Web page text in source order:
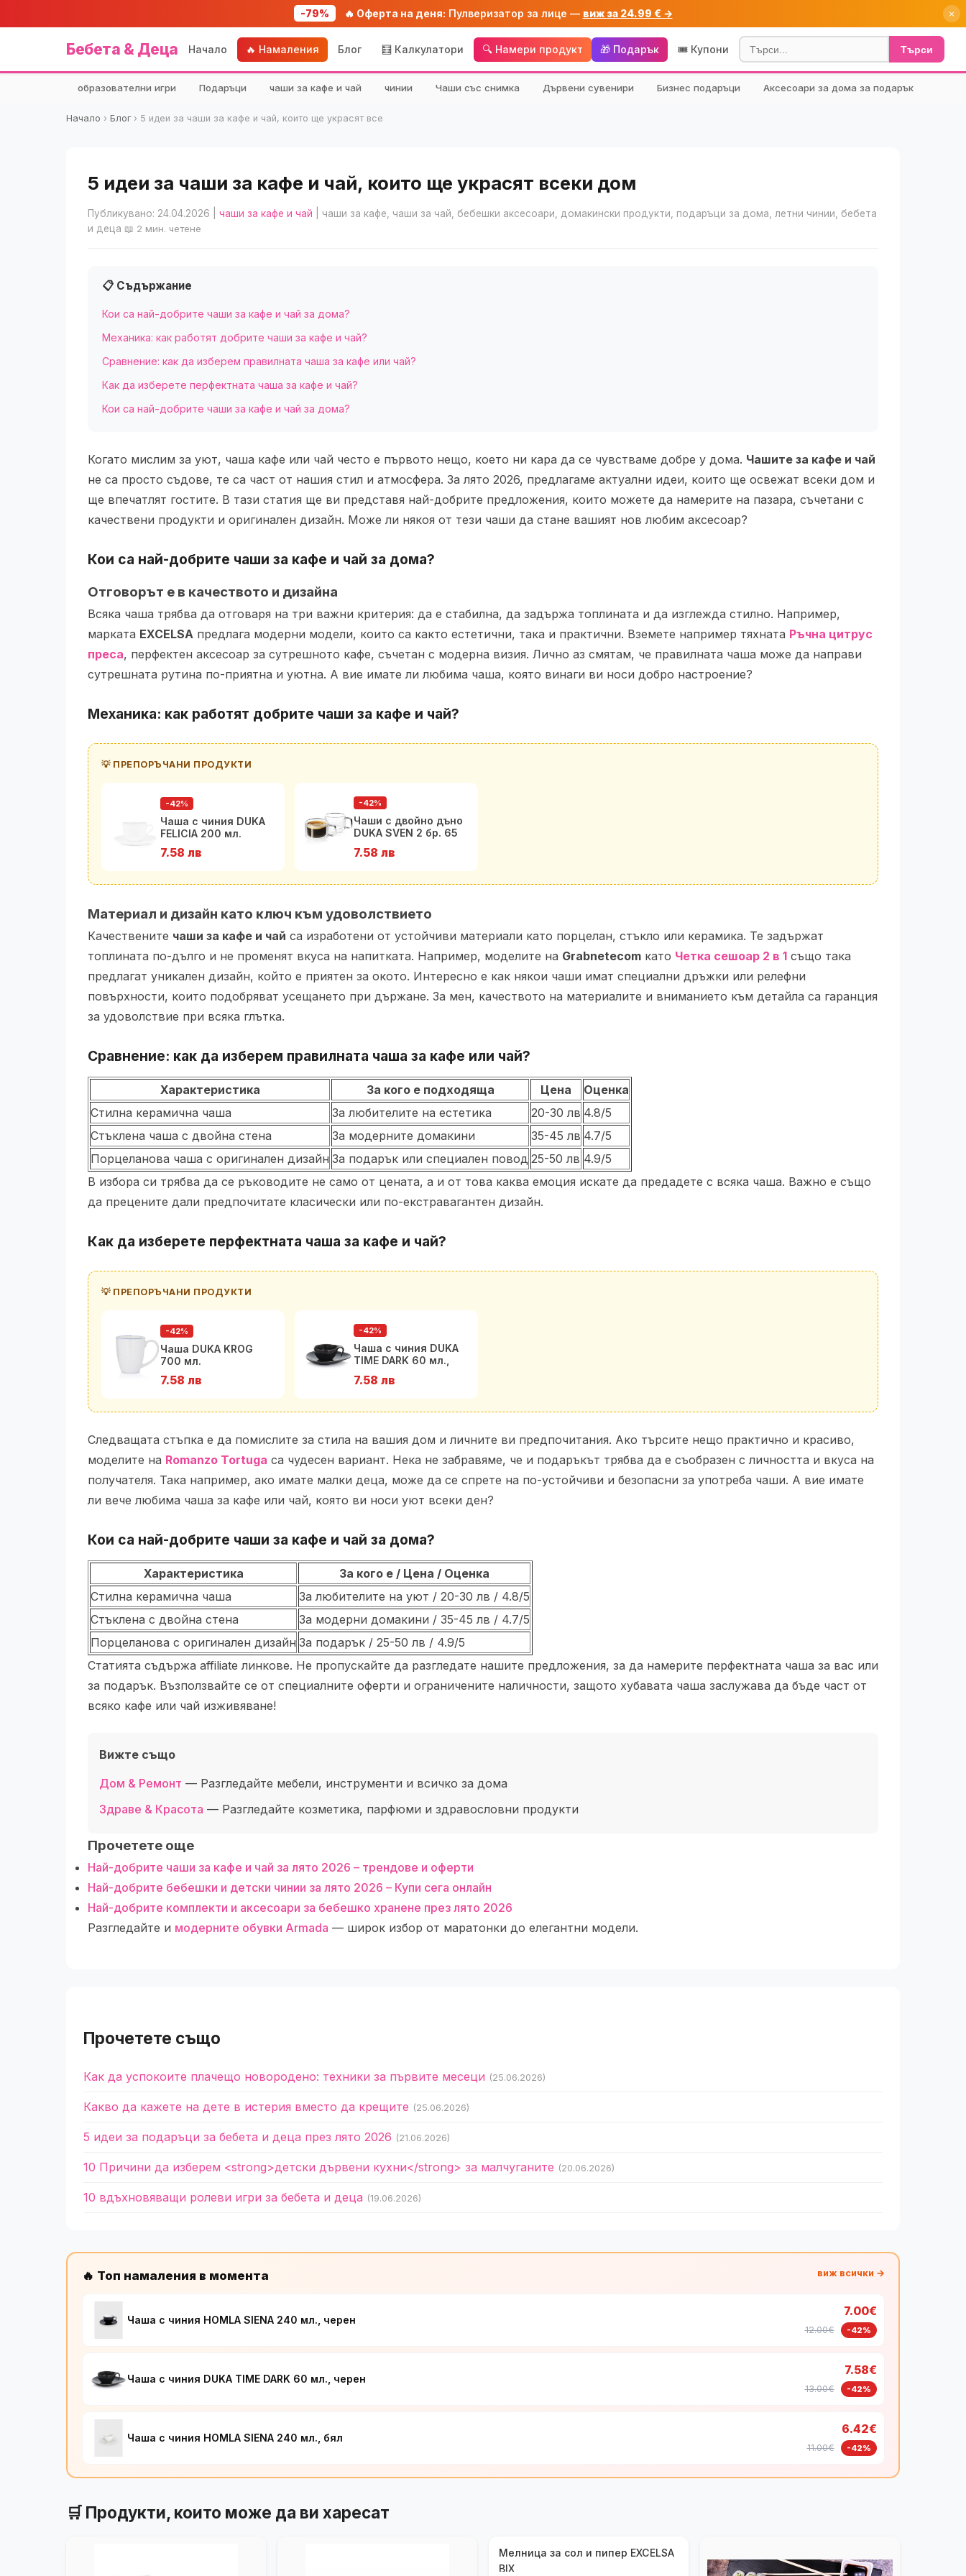
-79% 🔥 Оферта на деня: Пулверизатор за лице — виж за 24.99 € → ×
Бебета & Деца Начало 🔥 Намаления Блог 🧮 Калкулатори 🔍 Намери продукт 🎁 Подарък 🎟️ Купони Търси
образователни игри Подаръци чаши за кафе и чай чинии Чаши със снимка Дървени сувенири Бизнес подаръци Аксесоари за дома за подарък
Начало › Блог› 5 идеи за чаши за кафе и чай, които ще украсят все
5 идеи за чаши за кафе и чай, които ще украсят всеки дом
Публикувано: 24.04.2026 чаши за кафе и чай | чаши за кафе, чаши за чай, бебешки аксесоари, домакински продукти, подаръци за дома, летни чинии, бебета
и деца 📖 2 мин. четене
📋 Съдържание
Кои са най-добрите чаши за кафе и чай за дома?
Механика: как работят добрите чаши за кафе и чай?
Сравнение: как да изберем правилната чаша за кафе или чай?
Как да изберете перфектната чаша за кафе и чай?
Кои са най-добрите чаши за кафе и чай за дома?
Когато мислим за уют, чаша кафе или чай често е първото нещо, което ни кара да се чувстваме добре у дома. Чашите за кафе и чай
не са просто съдове, те са част от нашия стил и атмосфера. За лято 2026, предлагаме актуални идеи, които ще освежат всеки дом и
ще впечатлят гостите. В тази статия ще ви представя най-добрите предложения, които можете да намерите на пазара, съчетани с
качествени продукти и оригинален дизайн. Може ли някоя от тези чаши да стане вашият нов любим аксесоар?
Кои са най-добрите чаши за кафе и чай за дома?
Отговорът е в качеството и дизайна
Всяка чаша трябва да отговаря на три важни критерия: да е стабилна, да задържа топлината и да изглежда стилно. Например,
марката EXCELSA предлага модерни модели, които са както естетични, така и практични. Вземете например тяхната Ръчна цитрус
преса, перфектен аксесоар за сутрешното кафе, съчетан с модерна визия. Лично аз смятам, че правилната чаша може да направи
сутрешната рутина по-приятна и уютна. А вие имате ли любима чаша, която винаги ви носи добро настроение?
Механика: как работят добрите чаши за кафе и чай?
💡 ПРЕПОРЪЧАНИ ПРОДУКТИ
-42%
Чаша с чиния DUKA
FELICIA 200 мл.
7.58 лв
-42%
Чаши с двойно дъно
DUKA SVEN 2 бр. 65
7.58 лв
Материал и дизайн като ключ към удоволствието
Качествените чаши за кафе и чай са изработени от устойчиви материали като порцелан, стъкло или керамика. Те задържат
топлината по-дълго и не променят вкуса на напитката. Например, моделите на Grabnetecom като Четка сешоар 2 в 1 също така
предлагат уникален дизайн, който е приятен за окото. Интересно е как някои чаши имат специални дръжки или релефни
повърхности, които подобряват усещането при държане. За мен, качеството на материалите и вниманието към детайла са гаранция
за удоволствие при всяка глътка.
Сравнение: как да изберем правилната чаша за кафе или чай?
Характеристика За кого е подходяща Цена
Оценка
Стилна керамична чаша
За любителите на естетика 20-30 лв 4.8/5
Стъклена чаша с двойна стена
За модерните домакини 35-45 лв 4.7/5
Порцеланова чаша с оригинален дизайн За подарък или специален повод 25-50 лв 4.9/5
В избора си трябва да се ръководите не само от цената, а и от това каква емоция искате да предадете с всяка чаша. Важно е също
да прецените дали предпочитате класически или по-екстравагантен дизайн.
Как да изберете перфектната чаша за кафе и чай?
💡 ПРЕПОРЪЧАНИ ПРОДУКТИ
-42%
Чаша DUKA KROG
700 мл.
7.58 лв
-42%
Чаша с чиния DUKA
TIME DARK 60 мл.,
7.58 лв
Следващата стъпка е да помислите за стила на вашия дом и личните ви предпочитания. Ако търсите нещо практично и красиво,
моделите на Romanzo Tortuga са чудесен вариант. Нека не забравяме, че и подаръкът трябва да е съобразен с личността и вкуса на
получателя. Така например, ако имате малки деца, може да се спрете на по-устойчиви и безопасни за употреба чаши. А вие имате
ли вече любима чаша за кафе или чай, която ви носи уют всеки ден?
Кои са най-добрите чаши за кафе и чай за дома?
Характеристика
За кого е / Цена / Оценка
Стилна керамична чаша
За любителите на уют / 20-30 лв / 4.8/5
Стъклена с двойна стена
За модерни домакини / 35-45 лв / 4.7/5
Порцеланова с оригинален дизайн За подарък / 25-50 лв / 4.9/5
Статията съдържа affiliate линкове. Не пропускайте да разгледате нашите предложения, за да намерите перфектната чаша за вас или
за подарък. Възползвайте се от специалните оферти и ограничените наличности, защото хубавата чаша заслужава да бъде част от
всяко кафе или чай изживяване!
Вижте също
Дом & Ремонт — Разгледайте мебели, инструменти и всичко за дома
Здраве & Красота — Разгледайте козметика, парфюми и здравословни продукти
Прочетете още
Най-добрите чаши за кафе и чай за лято 2026 – трендове и оферти
Най-добрите бебешки и детски чинии за лято 2026 – Купи сега онлайн
Най-добрите комплекти и аксесоари за бебешко хранене през лято 2026
Разгледайте и модерните обувки Armada — широк избор от маратонки до елегантни модели.
Прочетете също
Как да успокоите плачещо новородено: техники за първите месеци (25.06.2026)
Какво да кажете на дете в истерия вместо да крещите (25.06.2026)
5 идеи за подаръци за бебета и деца през лято 2026 (21.06.2026)
10 Причини да изберем <strong>детски дървени кухни</strong> за малчуганите (20.06.2026)
10 вдъхновяващи ролеви игри за бебета и деца (19.06.2026)
🔥 Топ намаления в момента виж всички →
Чаша с чиния HOMLA SIENA 240 мл., черен
7.00€
12.00€ -42%
Чаша с чиния DUKA TIME DARK 60 мл., черен
7.58€
13.00€ -42%
Чаша с чиния HOMLA SIENA 240 мл., бял
6.42€
11.00€ -42%
🛒 Продукти, които може да ви харесат
Мелница за сол и пипер EXCELSA
BIX